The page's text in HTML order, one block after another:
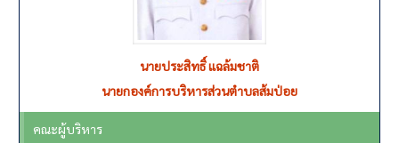
นายรุ่งโรจน์ สำอางค์
รองนายกองค์การบริหารส่วนตำบลส้มป่อย (คนที่ 1)
คณะผู้บริหาร